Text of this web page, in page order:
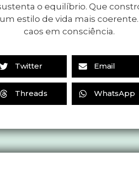
o equilíbrio. Que
estilo de vida mais
caos em consciência.
Twitter Email
Threads WhatsApp